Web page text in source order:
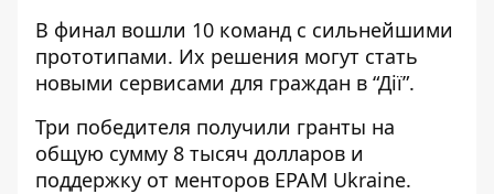
В финал вошли 10 команд с сильнейшими
прототипами. Их решения могут стать
новыми сервисами для граждан в “Дії”.
Три победителя получили гранты на
общую сумму 8 тысяч долларов и
поддержку от менторов EPAM Ukraine.